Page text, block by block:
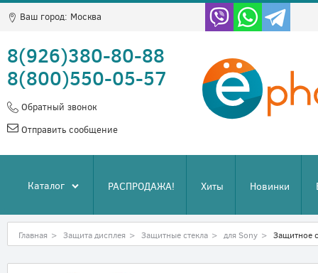
Ваш город: Москва
8(926)380-80-88
8(800)550-05-57
Обратный звонок
Отправить сообщение
Каталог РАСПРОДАЖА! Хиты Новинки
Главная > Защита дисплея > Защитные стекла > для Sony > Защитное